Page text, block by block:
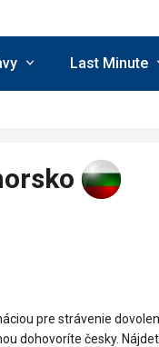
Last Minute
pre strávenie
dohovoríte česky.